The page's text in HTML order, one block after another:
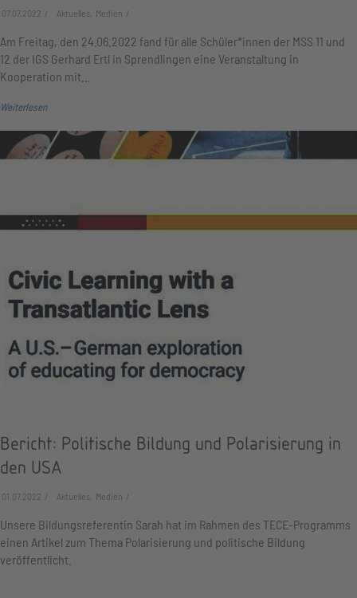
07.07.2022 Aktuelles, Medien
Am Freitag, den 24.06.2022 fand für alle Schüler*innen der MSS 11 und
12 der IGS Gerhard Ertl in Sprendlingen eine Veranstaltung in
Kooperation mit…
Weiterlesen
Bericht: Politische Bildung und Polarisierung in
den USA
01.07.2022 Aktuelles, Medien
Unsere Bildungsreferentin Sarah hat im Rahmen des TECE-Programms
einen Artikel zum Thema Polarisierung und politische Bildung
veröffentlicht.